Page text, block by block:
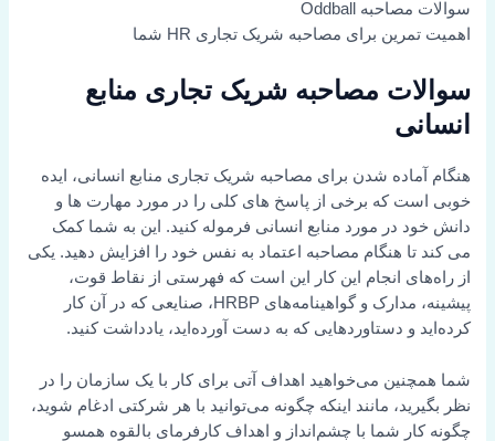
سوالات مصاحبه Oddball
اهمیت تمرین برای مصاحبه شریک تجاری HR شما
سوالات مصاحبه شریک تجاری منابع
انسانی
هنگام آماده شدن برای مصاحبه شریک تجاری منابع انسانی، ایده
خوبی است که برخی از پاسخ های کلی را در مورد مهارت ها و
دانش خود در مورد منابع انسانی فرموله کنید. این به شما کمک
می کند تا هنگام مصاحبه اعتماد به نفس خود را افزایش دهید. یکی
از راه‌های انجام این کار این است که فهرستی از نقاط قوت،
پیشینه، مدارک و گواهینامه‌های HRBP، صنایعی که در آن کار
کرده‌اید و دستاوردهایی که به دست آورده‌اید، یادداشت کنید.
شما همچنین می‌خواهید اهداف آتی برای کار با یک سازمان را در
نظر بگیرید، مانند اینکه چگونه می‌توانید با هر شرکتی ادغام شوید،
چگونه کار شما با چشم‌انداز و اهداف کارفرمای بالقوه همسو